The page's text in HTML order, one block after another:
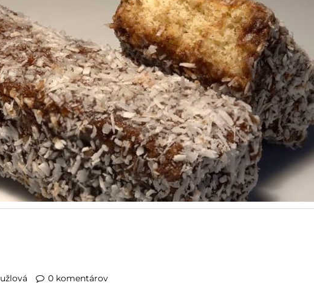
0 komentárov